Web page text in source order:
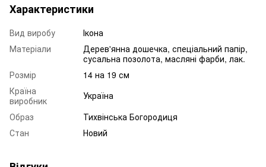
Характеристики
Вид виробу
Ікона
Матеріали
Дерев'янна дошечка, спеціальний папір,
сусальна позолота, масляні фарби, лак.
Розмір
14 на 19 см
Країна
виробник
Україна
Образ
Тихвінська Богородиця
Стан
Новий